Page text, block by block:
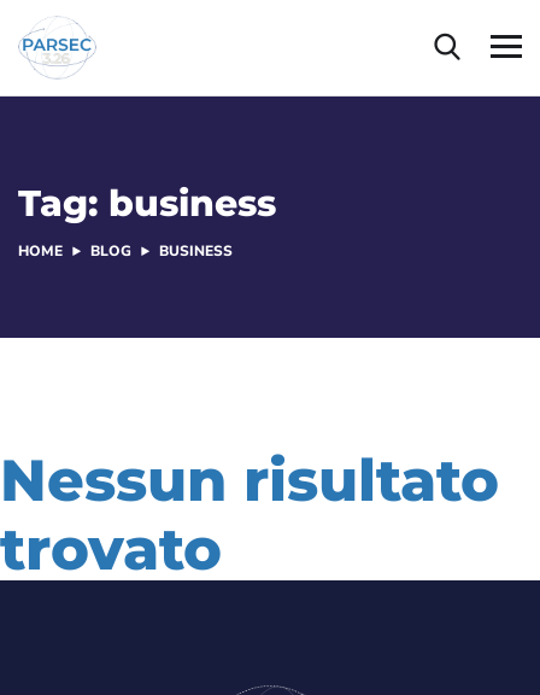
Tag: business
HOME BLOG BUSINESS
Nessun risultato
trovato